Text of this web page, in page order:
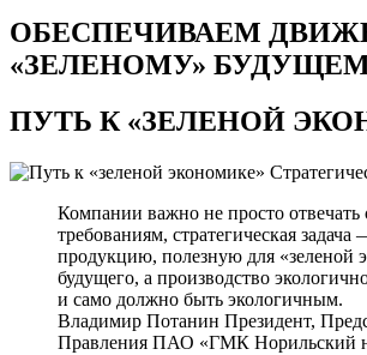
ОБЕСПЕЧИВАЕМ
«ЗЕЛЕНОМУ»
ПУТЬ К«ЗЕЛЕНОЙ
Компании важно не просто
требованиям, стратегическая
продукцию, полезную для «зеленой
будущего, а производство
и само должно быть экологичным.
Владимир Потанин Президент,
Правления ПАО «ГМК Норильский